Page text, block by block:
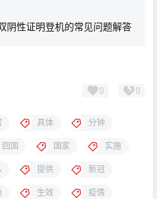
阴性证明登机的常见问题解答
0 0
具体 分钟
回国 国家 实施
提供 新冠
生效 疫情